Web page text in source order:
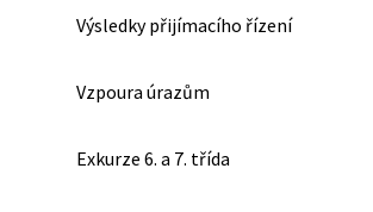
Výsledky přijímacího řízení
Vzpoura úrazům
Exkurze 6. a 7. třída